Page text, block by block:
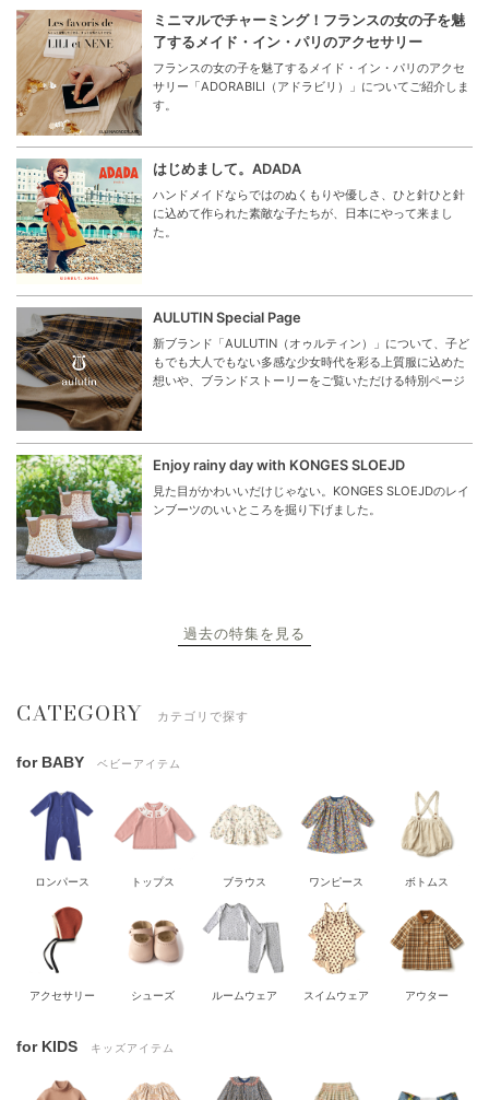
ミニマルでチャーミング！フランスの女の子を魅
了するメイド・イン・パリのアクセサリー
フランスの女の子を魅了するメイド・イン・パリのアクセ
サリー「ADORABILI（アドラビリ）」についてご紹介しま
す。
はじめまして。ADADA
ハンドメイドならではのぬくもりや優しさ、ひと針ひと針
に込めて作られた素敵な子たちが、日本にやって来まし
た。
AULUTIN Special Page
新ブランド「AULUTIN（オゥルティン）」について、子ど
もでも大人でもない多感な少女時代を彩る上質服に込めた
想いや、ブランドストーリーをご覧いただける特別ページ
Enjoy rainy day with KONGES SLOEJD
見た目がかわいいだけじゃない。KONGES SLOEJDのレイ
ンブーツのいいところを掘り下げました。
過去の特集を見る
CATEGORY カテゴリで探す
for BABY ベビーアイテム
ロンパース トップス ブラウス ワンピース ボトムス
アクセサリー シューズ ルームウェア スイムウェア アウター
for KIDS キッズアイテム